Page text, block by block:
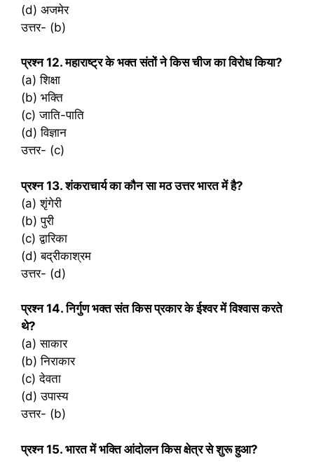
(d) अजमेर
उत्तर- (b)
प्रश्‍न 12. महाराष्ट्र के भक्त संतों ने किस चीज का विरोध किया?
(a) शिक्षा
(b) भक्ति
(c) जाति-पाति
(d) विज्ञान
उत्तर- (c)
प्रश्‍न 13. शंकराचार्य का कौन सा मठ उत्तर भारत में है?
(a) शृंगेरी
(b) पुरी
(c) द्वारिका
(d) बद्रीकाश्रम
उत्तर- (d)
प्रश्‍न 14. निर्गुण भक्त संत किस प्रकार के ईश्वर में विश्वास करते
थे?
(a) साकार
(b) निराकार
(c) देवता
(d) उपास्य
उत्तर- (b)
प्रश्‍न 15. भारत में भक्ति आंदोलन किस क्षेत्र से शुरू हुआ?